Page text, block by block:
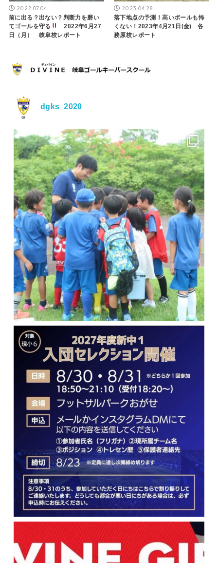
2022.07.04
前に出る？出ない？判断力を磨い
てゴールを守る
2022年6月27
日（月） 岐阜校レポート
2023.04.28
落下地点の予測！高いボールも怖
くない！2023年4月21日(金) 各
務原校レポート
dgks_2020